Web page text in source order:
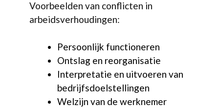
Voorbeelden van conflicten in
arbeidsverhoudingen:
Persoonlijk functioneren
Ontslag en reorganisatie
Interpretatie en uitvoeren van
bedrijfsdoelstellingen
Welzijn van de werknemer